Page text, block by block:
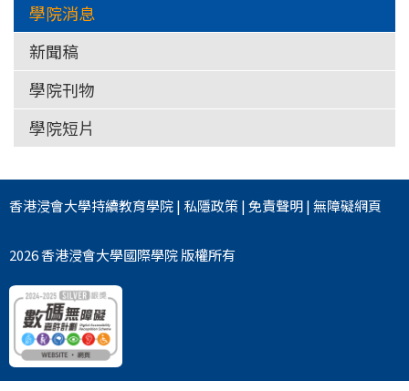
學院消息
新聞稿
學院刊物
學院短片
香港浸會大學持續教育學院| 私隱政策|免責聲明|無障礙網頁
2026 香港浸會大學國際學院 版權所有